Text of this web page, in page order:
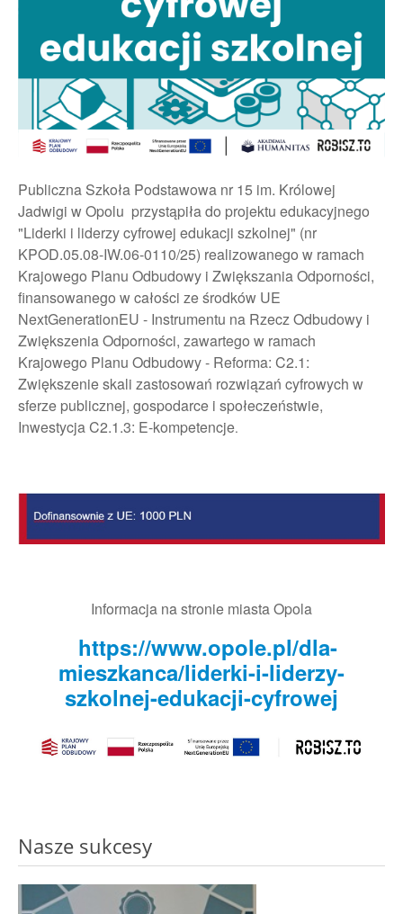
Publiczna Szkoła Podstawowa nr 15 im. Królowej
Jadwigi w Opolu przystąpiła do projektu edukacyjnego
"Liderki i liderzy cyfrowej edukacji szkolnej" (nr
KPOD.05.08-IW.06-0110/25) realizowanego w ramach
Krajowego Planu Odbudowy i Zwiększania Odporności,
finansowanego w całości ze środków UE
NextGenerationEU - Instrumentu na Rzecz Odbudowy i
Zwiększenia Odporności, zawartego w ramach
Krajowego Planu Odbudowy - Reforma: C2.1:
Zwiększenie skali zastosowań rozwiązań cyfrowych w
sferze publicznej, gospodarce i społeczeństwie,
Inwestycja C2.1.3: E-kompetencje.
Informacja na stronie miasta Opola
https://www.opole.pl/dla-
mieszkanca/liderki-i-liderzy-
szkolnej-edukacji-cyfrowej
Nasze sukcesy